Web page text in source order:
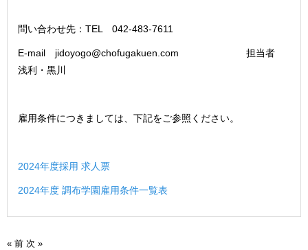
問い合わせ先：TEL 042-483-7611
E-mail jidoyogo@chofugakuen.com 担当者
浅利・黒川
雇用条件につきましては、下記をご参照ください。
2024年度採用 求人票
2024年度 調布学園雇用条件一覧表
« 前 次 »